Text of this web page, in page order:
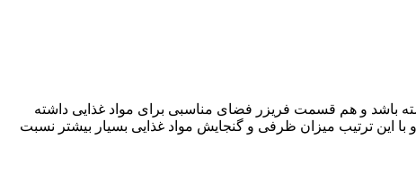
باشد و هم قسمت فریزر فضای مناسبی برای مواد غذایی داشته
این ترتیب میزان ظرفی و گنجایش مواد غذایی بسیار بیشتر نسبت